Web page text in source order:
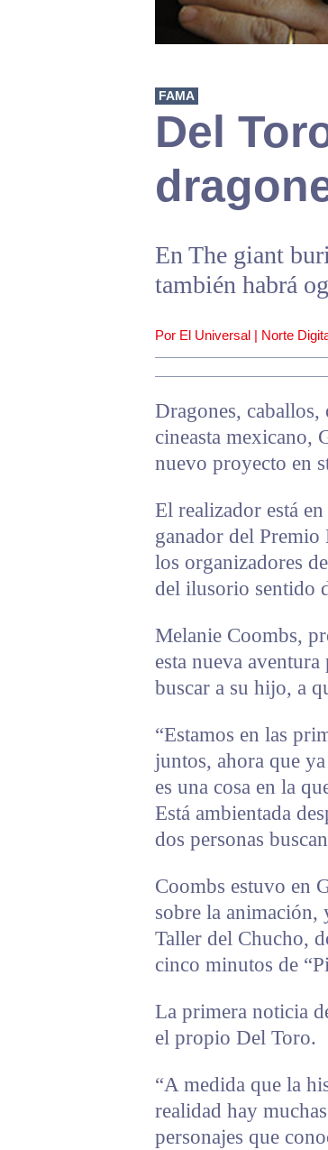
FAMA
Del
En The giant
también habrá
Por El Universal | Norte
Dragones, caballos,
cineasta mexicano,
nuevo proyecto en
El realizador está
ganador del
los organizadores
del ilusorio sentido
Melanie Coombs,
esta nueva
buscar a su hijo, a
“Estamos en las
juntos, ahora que
es una cosa en la
Está ambientada
dos personas
Coombs estuvo en
sobre la animación,
Taller del Chucho,
cinco minutos de
La primera noticia
el propio Del Toro.
“A medida que la
realidad hay
personajes que